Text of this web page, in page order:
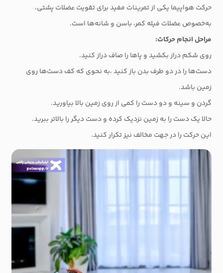
حرکت هواپیما یکی از تمرینات مفید برای تقویت عضلات پشتی،
به‌خصوص عضلات فیله کمر، باسن و شانه‌ها است.
مراحل انجام حرکات:
روی شکم دراز بکشید و پاها را صاف دراز کنید.
دست‌ها را در دو طرف بدن باز کنید ،به نحوی که کف دست‌ها روی
زمین باشد.
گردن و سینه و دو دست را کمی از روی زمین بالا بیاورید.
حالا یک دست را به زمین نزدیک کرده و دست دیگر را بالاتر ببرید.
این حرکت را در جهت مخالف نیز تکرار کنید.